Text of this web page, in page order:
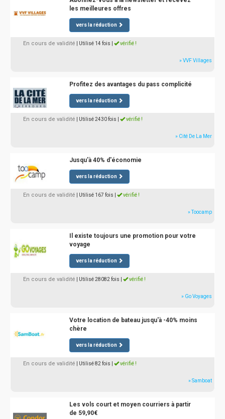
les meilleures offres
vers la réduction
En cours de validité | Utilisé 14 fois vérifié !
» VVF Villages
Profitez des avantages du pass complicité
vers la réduction
En cours de validité | Utilisé 2430 fois vérifié !
» Cité De La Mer
Jusqu'à 40% d'économie
vers la réduction
En cours de validité | Utilisé 167 fois vérifié !
» Toocamp
Il existe toujours une promotion pour votre
voyage
vers la réduction
En cours de validité | Utilisé 28082 fois vérifié !
» Go Voyages
Votre location de bateau jusqu'à -40% moins
chère
vers la réduction
En cours de validité | Utilisé 82 fois vérifié !
» Samboat
Les vols court et moyen courriers à partir
de 59,90€